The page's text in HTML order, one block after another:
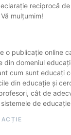
reciprocă
mulțumim!
o publicație online
din domeniul
cum sunt educați
din educație și
cât de
de